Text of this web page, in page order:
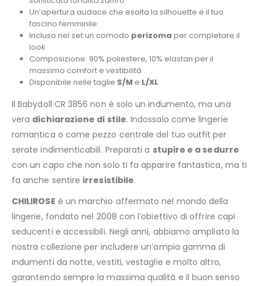
Un’apertura audace che esalta la silhouette e il tuo
fascino femminile
Incluso nel set un comodo perizoma per completare il
look
Composizione: 90% poliestere, 10% elastan per il
massimo comfort e vestibilità
Disponibile nelle taglie S/Me L/XL
Il Babydoll CR 3856 non è solo un indumento, ma una
vera dichiarazione di stile. Indossalo come lingerie
romantica o come pezzo centrale del tuo outfit per
serate indimenticabili. Preparati a stupire e a sedurre
con un capo che non solo ti fa apparire fantastica, ma ti
fa anche sentire irresistibile.
CHILIROSE è un marchio affermato nel mondo della
lingerie, fondato nel 2008 con l’obiettivo di offrire capi
seducenti e accessibili. Negli anni, abbiamo ampliato la
nostra collezione per includere un’ampia gamma di
indumenti da notte, vestiti, vestaglie e molto altro,
garantendo sempre la massima qualità e il buon senso